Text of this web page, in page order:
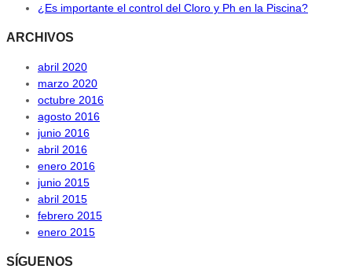
¿Es importante el control del Cloro y Ph en la Piscina?
ARCHIVOS
abril 2020
marzo 2020
octubre 2016
agosto 2016
junio 2016
abril 2016
enero 2016
junio 2015
abril 2015
febrero 2015
enero 2015
SÍGUENOS